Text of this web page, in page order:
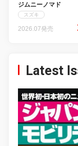
ジムニーノマド
スズキ
2026.07発売
Latest